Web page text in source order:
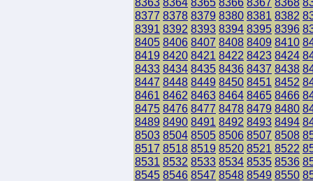
8377 8378 8379 8380 8381 8382
8391 8392 8393 8394 8395 8396
8405 8406 8407 8408 8409 8410
8419 8420 8421 8422 8423 8424
8433 8434 8435 8436 8437 8438
8447 8448 8449 8450 8451 8452
8461 8462 8463 8464 8465 8466
8475 8476 8477 8478 8479 8480
8489 8490 8491 8492 8493 8494
8503 8504 8505 8506 8507 8508
8517 8518 8519 8520 8521 8522
8531 8532 8533 8534 8535 8536
8545 8546 8547 8548 8549 8550